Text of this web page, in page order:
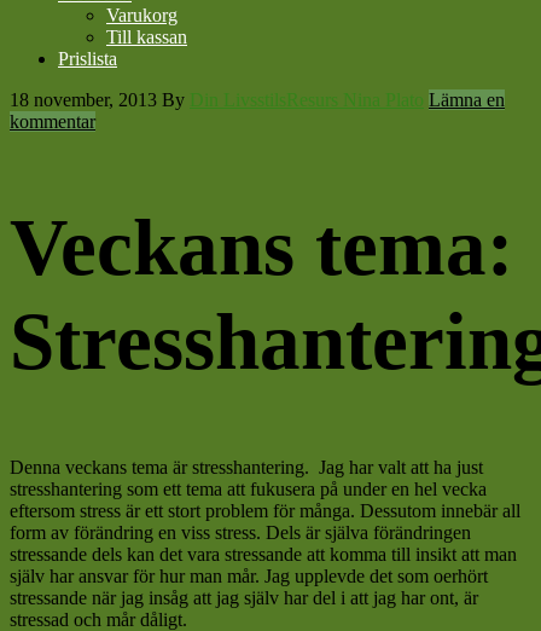
Varukorg
Till kassan
Prislista
18 november, 2013 By Din LivsstilsResurs Nina Plato Lämna en
kommentar
Veckans tema:
Denna veckans tema är stresshantering. Jag har valt att ha just
stresshantering som ett tema att fukusera på under en hel vecka
eftersom stress är ett stort problem för många. Dessutom innebär all
form av förändring en viss stress. Dels är själva förändringen
stressande dels kan det vara stressande att komma till insikt att man
själv har ansvar för hur man mår. Jag upplevde det som oerhört
stressande när jag insåg att jag själv har del i att jag har ont, är
stressad och mår dåligt.